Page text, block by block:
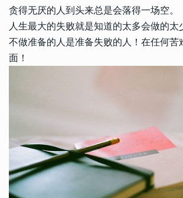
贪得无厌的人到头来总是会落得一场空。
人生最大的失败就是知道的太多会做的太
不做准备的人是准备失败的人！在任何苦
面！